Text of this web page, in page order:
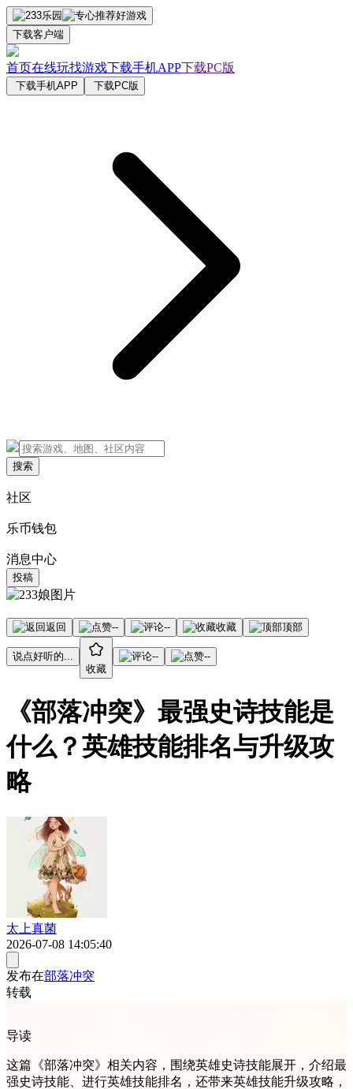
下载客户端
首页在线玩找游戏下载手机APP下载PC版
下载手机APP 下载PC版
搜索
社区
乐币钱包
消息中心
投稿
返回 -- -- 收藏 顶部
说点好听的...
收藏
-- --
《部落冲突》最强史诗技能是
什么？英雄技能排名与升级攻
略
太上真菌
2026-07-08 14:05:40
发布在部落冲突
转载
导读
这篇《部落冲突》相关内容，围绕英雄史诗技能展开，介绍最
强史诗技能、进行英雄技能排名，还带来英雄技能升级攻略，